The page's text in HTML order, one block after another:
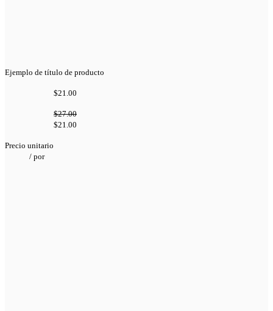
Ejemplo de título de producto
$21.00
$27.00
$21.00
Precio unitario
/ por